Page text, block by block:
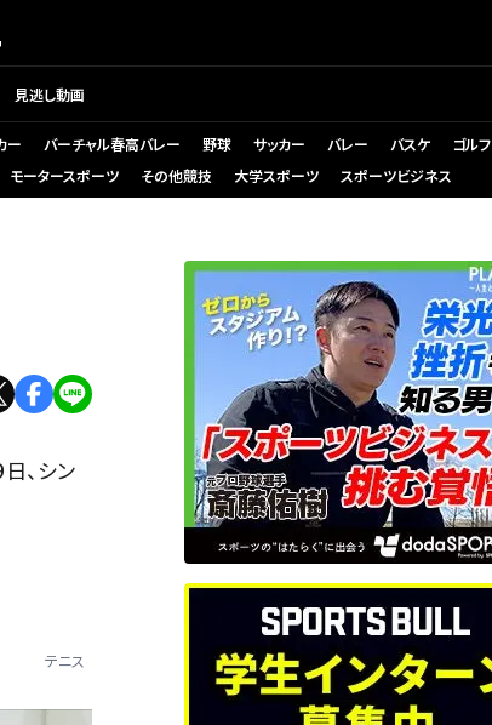
見逃し動画
ー バーチャル春高バレー 野球 サッカー バレー バスケ
ゴルフ
モータースポーツ その他競技 大学スポーツ スポーツビジネス
、シン
テニス